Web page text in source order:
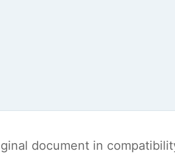
document in